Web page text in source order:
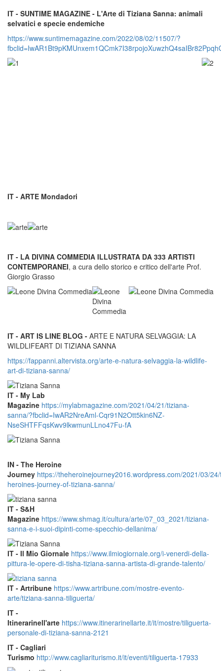
IT - SUNTIME MAGAZINE - L'Arte di Tiziana Sanna: animali
selvatici e specie endemiche
https://www.suntimemagazine.com/2022/08/02/11507/?
IT - ARTE Mondadori
IT - LA DIVINA COMMEDIA ILLUSTRATA DA 333 ARTISTI
CONTEMPORANEI, a cura dello storico e critico dell'arte Prof.
Giorgio Grasso
IT - ART IS LINE BLOG - ARTE E NATURA SELVAGGIA: LA
WILDLIFEART DI TIZIANA SANNA
https://fappanni.altervista.org/arte-e-natura-selvaggia-la-wildlife-
art-di-tiziana-sanna/
IT - My Lab
Magazine https://mylabmagazine.com/2021/04/21/tiziana-
sanna/?fbclid=IwAR2NreAml-Cqr91N2Ott5kin6NZ-
NseSHTFFqsKwv9lkwmunLLno47Fu-fA
IN - The Heroine
Journey https://theheroinejourney2016.wordpress.com/2021/03/
heroines-journey-of-tiziana-sanna/
IT - S&H
Magazine https://www.shmag.it/cultura/arte/07_03_2021/tiziana-
sanna-e-i-suoi-dipinti-come-specchio-dellanima/
IT - Il Mio Giornale https://www.ilmiogiornale.org/i-venerdi-della-
pittura-le-opere-di-tisha-tiziana-sanna-artista-di-grande-talento/
IT - Artribune https://www.artribune.com/mostre-evento-
arte/tiziana-sanna-tiliguerta/
IT -
Itinerarinell'arte https://www.itinerarinellarte.it/it/mostre/tiliguerta-
personale-di-tiziana-sanna-2121
IT - Cagliari
Turismo http://www.cagliariturismo.it/it/eventi/tiliguerta-17933